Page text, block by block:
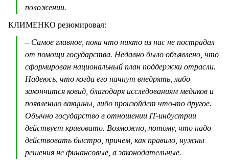
положении.
КЛИМЕНКО резюмировал:
– Самое главное, пока что никто из нас не пострадал
от помощи государства. Недавно было объявлено, что
сформирован национальный план поддержки отрасли.
Надеюсь, что когда его начнут внедрять, либо
закончится ковид, благодаря исследованиям медиков и
появлению вакцины, либо произойдет что-то другое.
Обычно государство в отношении IT-индустрии
действует кривовато. Возможно, потому, что надо
действовать быстро, причем, как правило, нужны
решения не финансовые, а законодательные.